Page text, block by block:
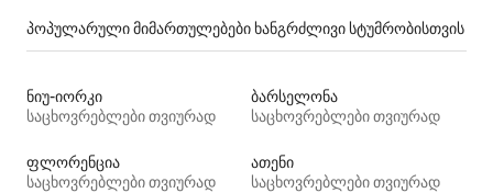
პოპულარული მიმართულებები ხანგრძლივი სტუმრობისთვის
ნიუ-იორკი
საცხოვრებლები თვიურად
ბარსელონა
საცხოვრებლები თვიურად
ფლორენცია
საცხოვრებლები თვიურად
ათენი
საცხოვრებლები თვიურად